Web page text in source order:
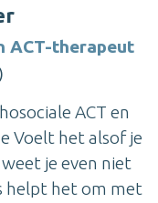
ACT-therapeut
ACT en
Voelt het alsof je
je even niet
helpt het om met